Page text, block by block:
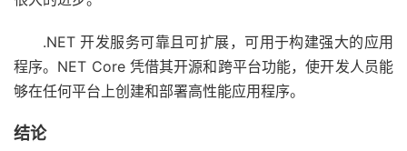
.NET 开发服务可靠且可扩展，可用于构建强大的应用
程序。NET Core 凭借其开源和跨平台功能，使开发人员能
够在任何平台上创建和部署高性能应用程序。
结论